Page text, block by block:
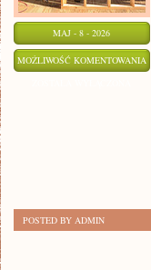
MAJ - 8 - 2026
MOŻLIWOŚĆ KOMENTOWANIA
POSTED BY ADMIN